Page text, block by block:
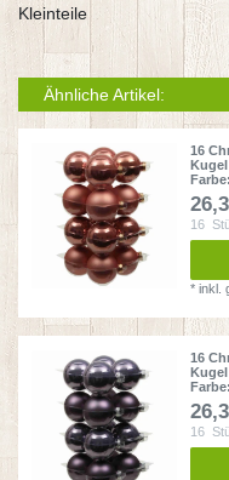
Kleinteile
Ähnliche Artikel:
16
16
*inkl.
16
16